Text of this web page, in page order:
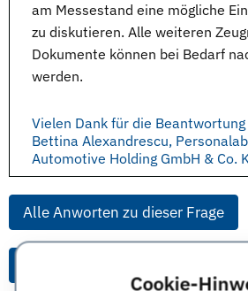
Cookie-
am Messestand eine mögliche
zu diskutieren. Alle weiteren
Dokumente können bei Bedarf
werden.
Vielen Dank für die
Bettina Alexandrescu,
Automotive Holding GmbH & Co.
Alle Anworten zu dieser Frage